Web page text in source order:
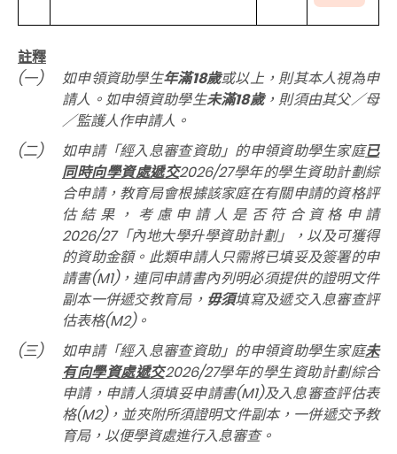
註釋
(一)
如申領資助學生年滿18歲或以上，則其本人視為申
請人。如申領資助學生未滿18歲，則須由其父／母
／監護人作申請人。
(二)
如申請「經入息審查資助」的申領資助學生家庭已
同時向學資處遞交2026/27學年的學生資助計劃綜
合申請，教育局會根據該家庭在有關申請的資格評
估結果，考慮申請人是否符合資格申請
2026/27「內地大學升學資助計劃」，以及可獲得
的資助金額。此類申請人只需將已填妥及簽署的申
請書(M1)，連同申請書內列明必須提供的證明文件
副本一併遞交教育局， 毋須填寫及遞交入息審查評
估表格(M2)。
(三)
如申請「經入息審查資助」的申領資助學生家庭未
有向學資處遞交2026/27學年的學生資助計劃綜合
申請，申請人須填妥申請書(M1)及入息審查評估表
格(M2)，並夾附所須證明文件副本，一併遞交予教
育局，以便學資處進行入息審查。